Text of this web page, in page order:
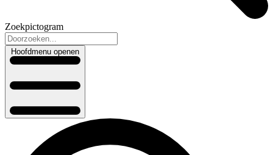
Zoekpictogram
Hoofdmenu openen